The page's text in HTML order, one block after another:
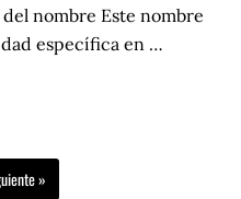
nombre Este nombre
específica en …
»